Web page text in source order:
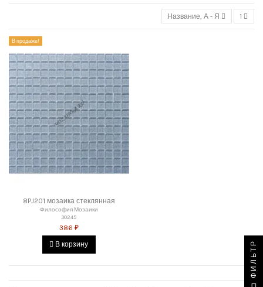
Название, А - Я 1
В продаже!
8PJ201 мозаика стеклянная
Философия Мозаики
30245
386 ₽
В корзину ФИЛЬТР